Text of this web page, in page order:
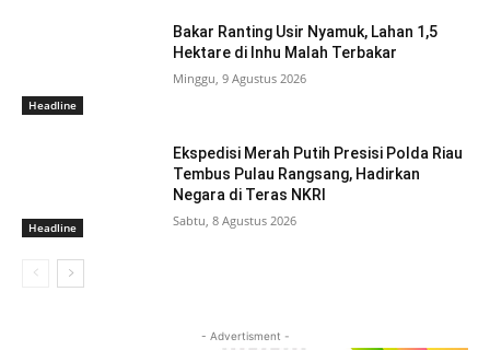
Headline
Bakar Ranting Usir Nyamuk, Lahan 1,5
Hektare di Inhu Malah Terbakar
Minggu, 9 Agustus 2026
Headline
Ekspedisi Merah Putih Presisi Polda Riau
Tembus Pulau Rangsang, Hadirkan
Negara di Teras NKRI
Sabtu, 8 Agustus 2026
- Advertisment -